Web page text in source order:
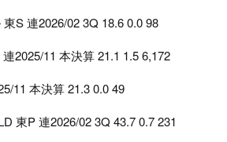
S 連2026/02 3Q 18.6 0.0 98
2025/11 本決算 21.1 1.5 6,172
11 本決算 21.3 0.0 49
東P 連2026/02 3Q 43.7 0.7 231